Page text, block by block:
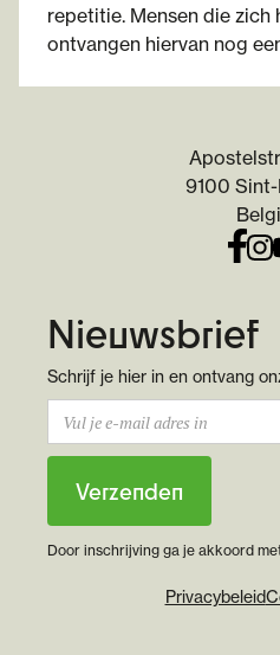
repetitie. Mensen die zich
ontvangen hiervan nog
9100
Nieuwsbrief
Schrijf je hier in en ontvang
Door inschrijving ga je akkoord
Privacybeleid